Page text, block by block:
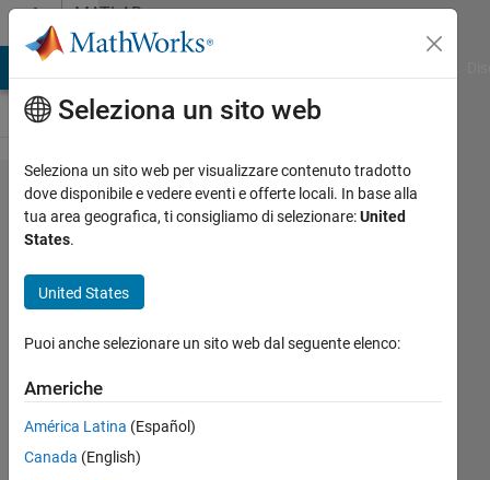
Vai al contenutoMATLAB
Answers
Issue with
Simulink
Simulation
CVSIM
command
inside
Parfor ?
Seleziona un sito web
Seleziona un sito web per visualizzare contenuto tradotto
dove disponibile e vedere eventi e offerte locali. In base alla
tua area geografica, ti consigliamo di selezionare:United
States.
United States
Puoi anche selezionare un sito web dal seguente elenco:
Americhe
América Latina (Español)
Canada (English)